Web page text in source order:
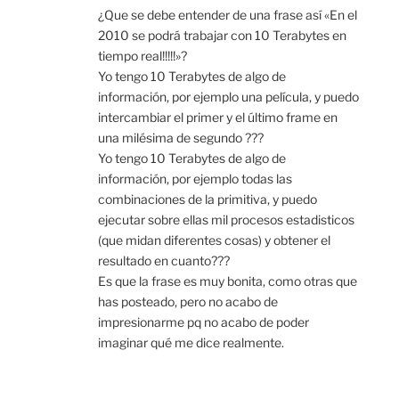
¿Que se debe entender de una frase así «En el
2010 se podrá trabajar con 10 Terabytes en
tiempo real!!!!!»?
Yo tengo 10 Terabytes de algo de
información, por ejemplo una película, y puedo
intercambiar el primer y el último frame en
una milésima de segundo ???
Yo tengo 10 Terabytes de algo de
información, por ejemplo todas las
combinaciones de la primitiva, y puedo
ejecutar sobre ellas mil procesos estadisticos
(que midan diferentes cosas) y obtener el
resultado en cuanto???
Es que la frase es muy bonita, como otras que
has posteado, pero no acabo de
impresionarme pq no acabo de poder
imaginar qué me dice realmente.